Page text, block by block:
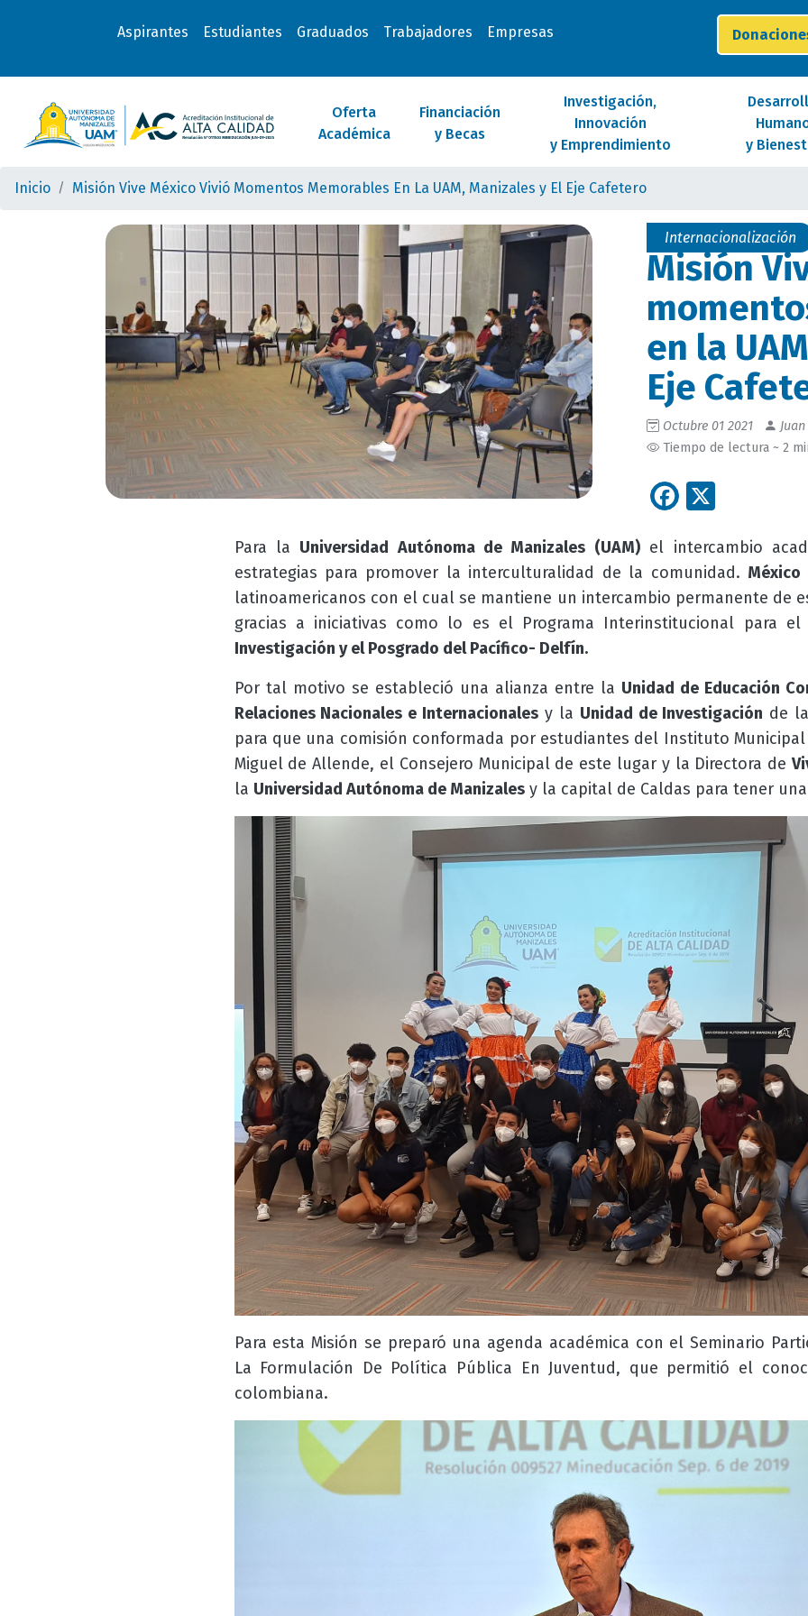
Aspirantes Estudiantes Graduados Trabajadores Empresas
Oferta
Académica
Financiación
y Becas
Investigación,
Innovación
y Emprendimiento
y
Inicio Misión Vive México Vivió Momentos Memorables En La UAM, Manizales y El Eje Cafetero
Internacionalización
Misión
en la
Eje
Octubre 01 2021
Tiempo de lectura ~ 2
Facebook
Para la Universidad Autónoma de Manizales (UAM)el intercambio
estrategias para promover la interculturalidad de la comunidad. México
latinoamericanos con el cual se mantiene un intercambio permanente de
gracias a iniciativas como lo es el Programa Interinstitucional para
Investigación y el Posgrado del Pacífico- Delfín.
Por tal motivo se estableció una alianza entre la Unidad de Educación
Relaciones Nacionales e Internacionales y la Unidad de Investigación de
para que una comisión conformada por estudiantes del Instituto
Miguel de Allende, el Consejero Municipal de este lugar y la Directora de
la Universidad Autónoma de Manizalesy la capital de Caldas para tener
Para esta Misión se preparó una agenda académica con el Seminario
La Formulación De Política Pública En Juventud, que permitió el
colombiana.